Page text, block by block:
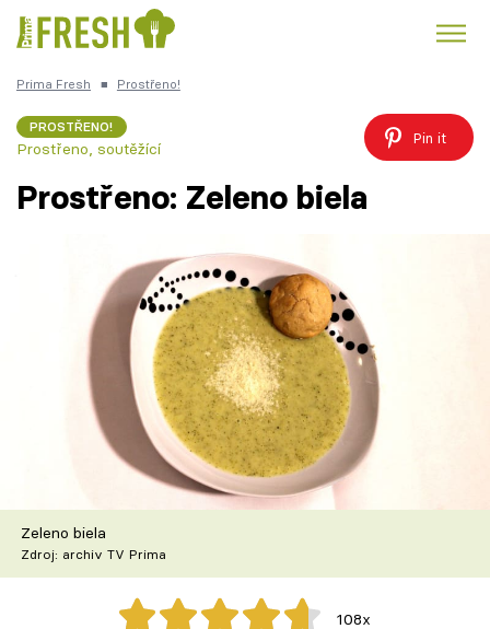
Česká kuchyně
Témata
Recepty
Články
TV Program
Škola vaření
Recepty z TV
Speciál: Cuketa
Prima Fresh ■ Prostřeno!
PROSTŘENO!
Prostřeno, soutěžící
Pin it
Prostřeno: Zeleno biela
Zeleno biela
Zdroj: archiv TV Prima
108x